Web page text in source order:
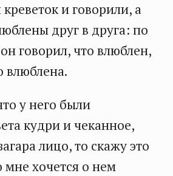
и говорили, а
друг в друга: по
говорил, что влюблен,
влюблена.
у него были
кудри и чеканное,
лицо, то скажу это
мне хочется о нем